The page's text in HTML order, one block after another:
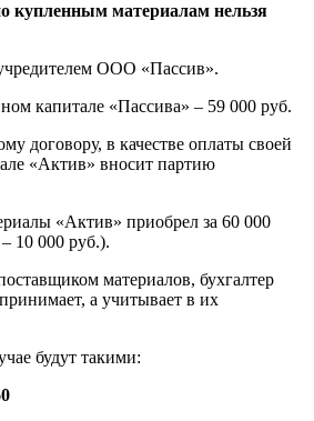
купленным материалам нельзя
ООО «Пассив».
капитале «Пассива» – 59 000 руб.
договору, в качестве оплаты своей
«Актив» вносит партию
«Актив» приобрел за 60 000
10 000 руб.).
материалов, бухгалтер
а учитывает в их
будут такими: